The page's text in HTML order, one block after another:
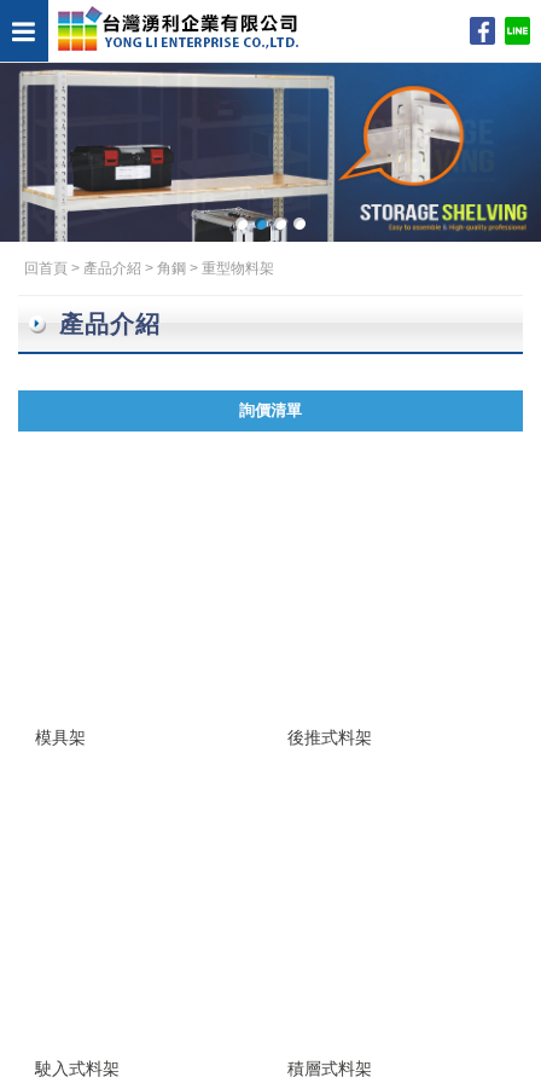
回首頁 > 產品介紹 > 角鋼 > 重型物料架
產品介紹
詢價清單
模具架 後推式料架
駛入式料架 積層式料架